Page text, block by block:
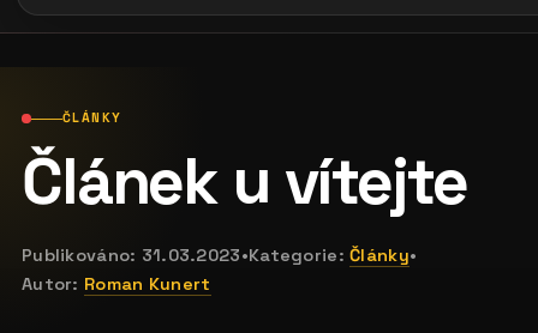
ČLÁNKY
Článek u vítejte
Publikováno: 31.03.2023•Kategorie:Články•
Autor: Roman Kunert